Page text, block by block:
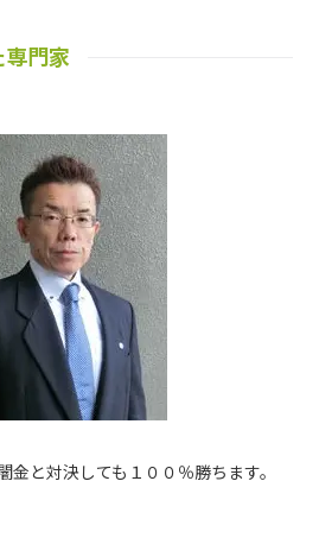
門家
金と対決しても１００％勝ちます。